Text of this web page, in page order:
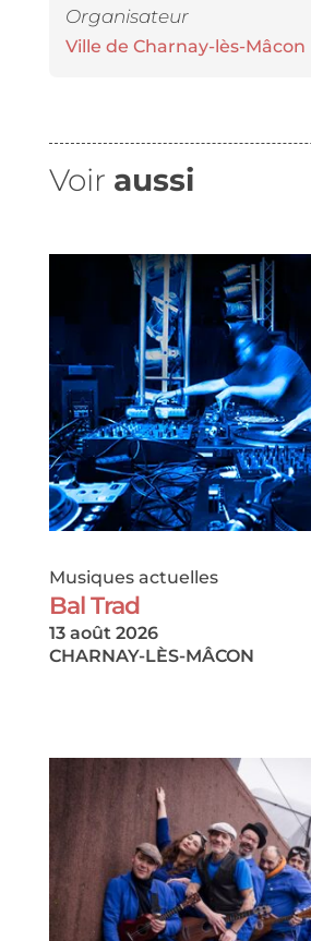
Organisateur
Ville de Charnay-lès-Mâcon
Voir aussi
Musiques actuelles
Bal Trad
13 août 2026
CHARNAY-LÈS-MÂCON